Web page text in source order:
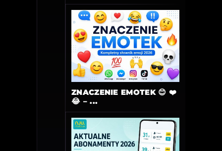
ZNACZENIE EMOTEK 😊 ❤️
😂 – ...